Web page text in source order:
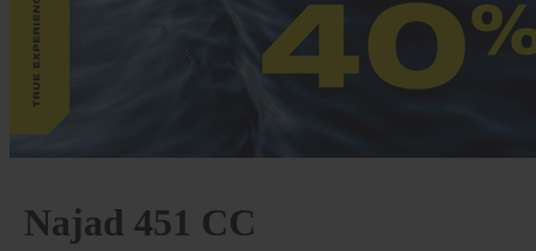
Najad 451 CC